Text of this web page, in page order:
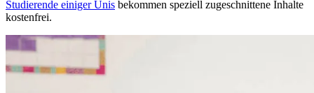
Studierende einiger Unis bekommen speziell zugeschnittene Inhalte
kostenfrei.